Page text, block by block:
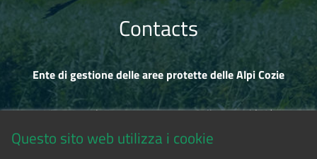
Contacts
Ente di gestione delle aree protette delle Alpi Cozie
Via Fransuà Fontan, 1 - 10050 Salbertrand (TO)
Questo sito web utilizza i cookie